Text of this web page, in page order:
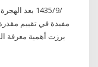
مفيدة في تقييم
برزت أهمية معرفة